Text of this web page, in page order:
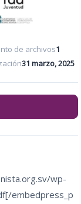
de archivos1
31 marzo, 2025
wp-
embedpress_p